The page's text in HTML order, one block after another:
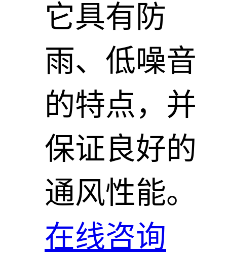
它具有防
雨、低噪音
的特点，并
保证良好的
通风性能。
在线咨询